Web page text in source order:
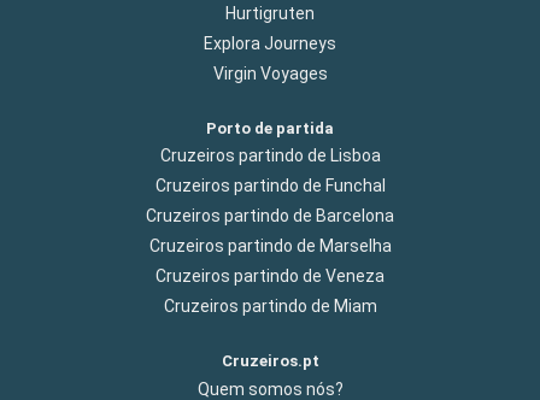
Hurtigruten
Explora Journeys
Virgin Voyages
Porto de partida
Cruzeiros partindo de Lisboa
Cruzeiros partindo de Funchal
Cruzeiros partindo de Barcelona
Cruzeiros partindo de Marselha
Cruzeiros partindo de Veneza
Cruzeiros partindo de Miam
Cruzeiros.pt
Quem somos nós?